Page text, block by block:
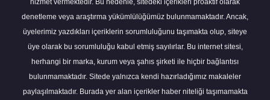
hizmet vermektedir. Bu nedenle, sitedeki içerikleri proaktif olarak
denetleme veya araştırma yükümlülüğümüz bulunmamaktadır. Ancak,
üyelerimiz yazdıkları içeriklerin sorumluluğunu taşımakta olup, siteye
üye olarak bu sorumluluğu kabul etmiş sayılırlar. Bu internet sitesi,
herhangi bir marka, kurum veya şahıs şirketi ile hiçbir bağlantısı
bulunmamaktadır. Sitede yalnızca kendi hazırladığımız makaleler
paylaşılmaktadır. Burada yer alan içerikler haber niteliği taşımamakta